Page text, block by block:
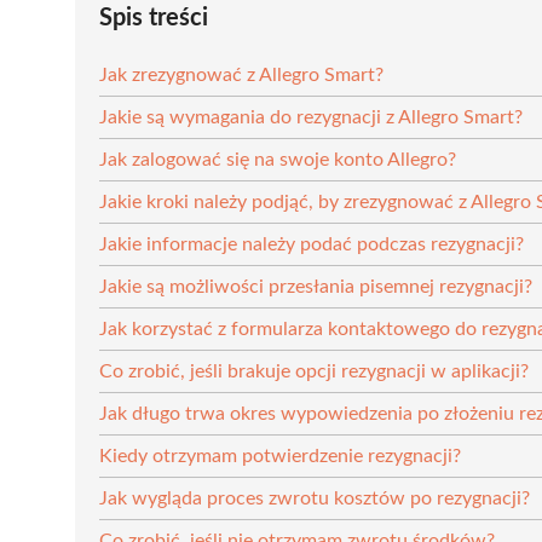
Spis treści
Jak zrezygnować z Allegro Smart?
Jakie są wymagania do rezygnacji z Allegro Smart?
Jak zalogować się na swoje konto Allegro?
Jakie kroki należy podjąć, by zrezygnować z Allegro
Jakie informacje należy podać podczas rezygnacji?
Jakie są możliwości przesłania pisemnej rezygnacji?
Jak korzystać z formularza kontaktowego do
Co zrobić, jeśli brakuje opcji rezygnacji w aplikacji?
Jak długo trwa okres wypowiedzenia po złożeniu
Kiedy otrzymam potwierdzenie rezygnacji?
Jak wygląda proces zwrotu kosztów po rezygnacji?